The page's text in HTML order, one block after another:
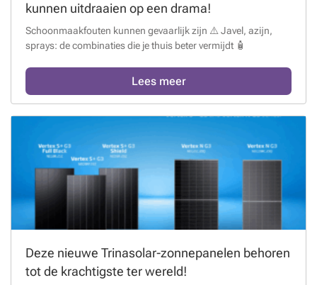
kunnen uitdraaien op een drama!
Schoonmaakfouten kunnen gevaarlijk zijn ⚠️ Javel, azijn,
sprays: de combinaties die je thuis beter vermijdt 🧴
Lees meer
Deze nieuwe Trinasolar-zonnepanelen behoren
tot de krachtigste ter wereld!